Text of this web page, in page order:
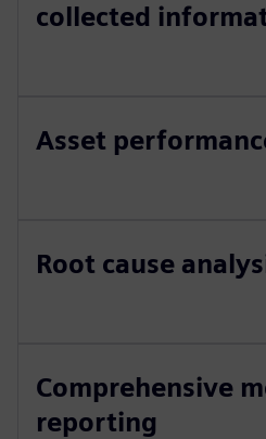
collected
Asset
Root cause
Comprehensive
reporting